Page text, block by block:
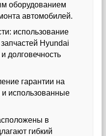
оборудованием
автомобилей.
использование
Hyundai
долговечность
гарантии на
использованные
в
гибкий